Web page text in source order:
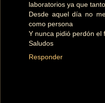
laboratorios ya que
Desde aquel día no
como persona
Y nunca pidió perdón el
Saludos
Responder